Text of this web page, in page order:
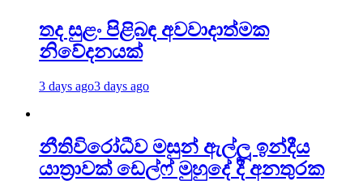
තද සුළං පිළිබඳ අවවාදාත්මක
නිවේදනයක්
3 days ago3 days ago
නීතිවිරෝධීව මසුන් ඇල්ලූ ඉන්දීය
යාත්‍රාවක් ඩෙල්ෆ් මුහුදේ දී අනතුරක